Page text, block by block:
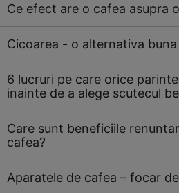
Ce efect are o cafea asupra
Cicoarea - o alternativa buna
6 lucruri pe care orice
inainte de a alege scutecul
Care sunt beneficiile
cafea?
Aparatele de cafea – focar